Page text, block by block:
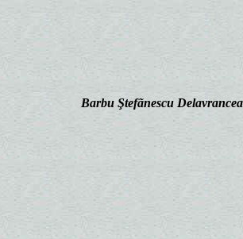
Barbu Ştefãnescu Delavrancea